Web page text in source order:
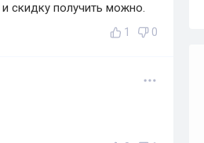
скидку получить можно.
1 0